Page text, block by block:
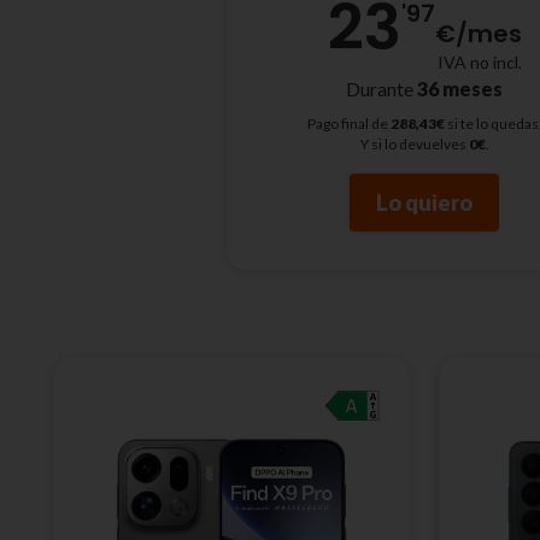
23'97
€/mes
IVA no incl.
Durante36 meses
Pago final de 288,43€ si te lo
Y si lo devuelves 0€.
Lo quiero